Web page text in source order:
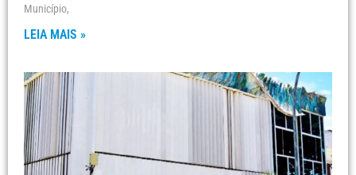
Município,
LEIA MAIS »